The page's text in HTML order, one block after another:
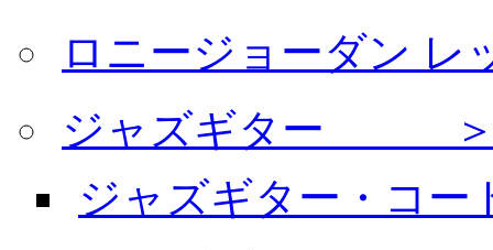
ロニージョーダン レ
ジャズギター ＞
ジャズギター・コー